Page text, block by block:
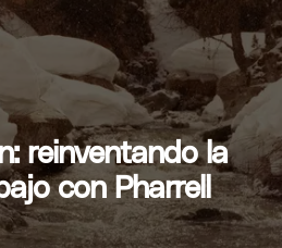
reinventando la
con Pharrell